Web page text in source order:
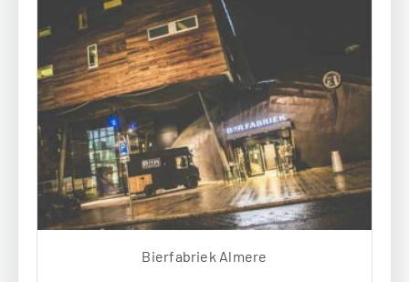
Bierfabriek Almere